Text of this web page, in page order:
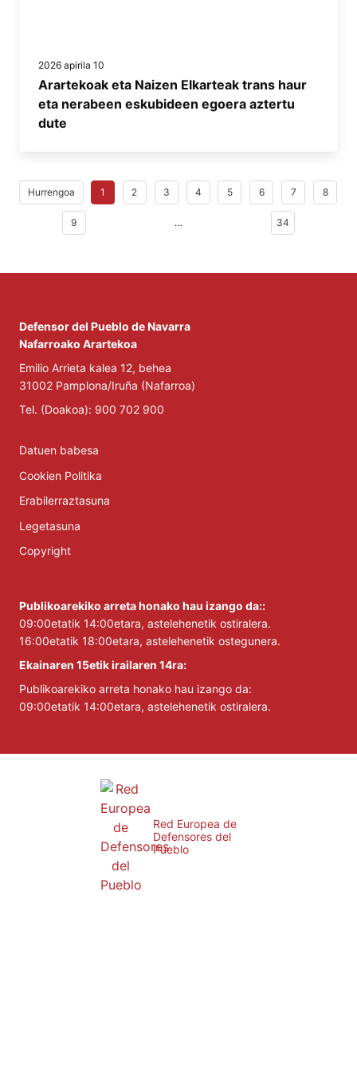
2026 apirila 10
Arartekoak eta Naizen Elkarteak trans haur
eta nerabeen eskubideen egoera aztertu
dute
Hurrengoa 1 2 3 4 5 6 7 8
9 … 34
Defensor del Pueblo de Navarra
Nafarroako Arartekoa
Emilio Arrieta kalea 12, behea
31002 Pamplona/Iruña (Nafarroa)
Tel. (Doakoa): 900 702 900
Datuen babesa
Cookien Politika
Erabilerraztasuna
Legetasuna
Copyright
Publikoarekiko arreta honako hau izango da::
09:00etatik 14:00etara, astelehenetik ostiralera.
16:00etatik 18:00etara, astelehenetik ostegunera.
Ekainaren 15etik irailaren 14ra:
Publikoarekiko arreta honako hau izango da:
09:00etatik 14:00etara, astelehenetik ostiralera.
Red Europea de
Defensores del
Pueblo